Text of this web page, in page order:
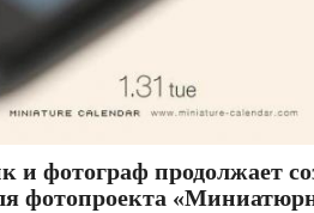
и фотограф продолжает
фотопроекта